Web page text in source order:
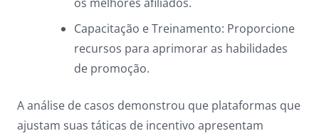
Capacitação e Treinamento: Proporcione
recursos para aprimorar as habilidades
de promoção.
A análise de casos demonstrou que plataformas que
ajustam suas táticas de incentivo apresentam